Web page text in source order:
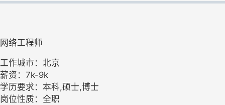
网络工程师
工作城市：北京
薪资：7k-9k
学历要求：本科,硕士,博士
岗位性质：全职